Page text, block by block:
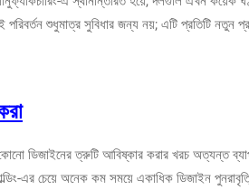
পরিবর্তন শুধুমাত্র সুবিধার জন্য নয়; এটি প্রতিটি নতুন
কোনো ডিজাইনের ত্রুটি আবিষ্কার করার খরচ অত্যন্ত
এর চেয়ে অনেক কম সময়ে একাধিক ডিজাইন